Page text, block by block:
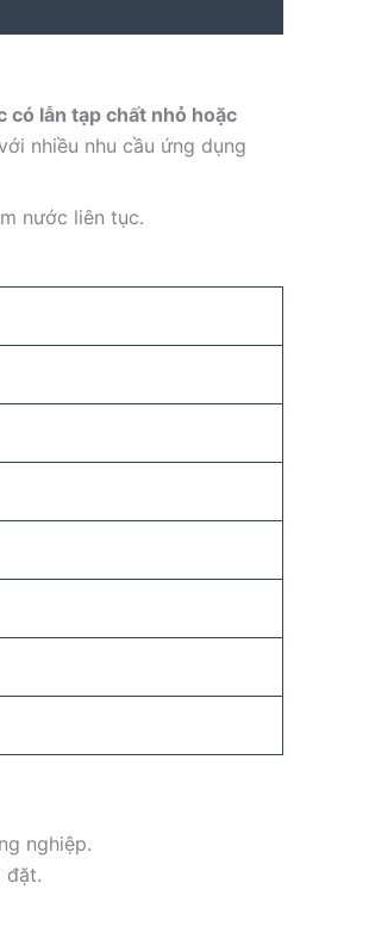
có lẫn tạp chất nhỏ hoặc
nhiều nhu cầu ứng dụng
nước liên tục.
nghiệp.
đặt.